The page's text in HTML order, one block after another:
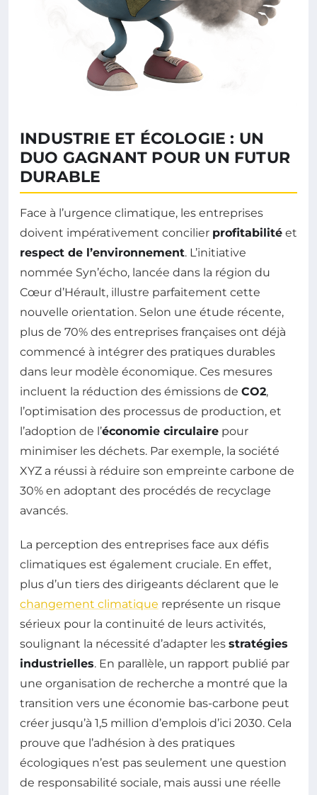
INDUSTRIE ET ÉCOLOGIE : UN
DUO GAGNANT POUR UN FUTUR
DURABLE
Face à l’urgence climatique, les entreprises
doivent impérativement concilier profitabilité et
respect de l’environnement. L’initiative
nommée Syn’écho, lancée dans la région du
Cœur d’Hérault, illustre parfaitement cette
nouvelle orientation. Selon une étude récente,
plus de 70% des entreprises françaises ont déjà
commencé à intégrer des pratiques durables
dans leur modèle économique. Ces mesures
incluent la réduction des émissions de CO2,
l’optimisation des processus de production, et
l’adoption de l’économie circulaire pour
minimiser les déchets. Par exemple, la société
XYZ a réussi à réduire son empreinte carbone de
30% en adoptant des procédés de recyclage
avancés.
La perception des entreprises face aux défis
climatiques est également cruciale. En effet,
plus d’un tiers des dirigeants déclarent que le
changement climatique représente un risque
sérieux pour la continuité de leurs activités,
soulignant la nécessité d’adapter les stratégies
industrielles. En parallèle, un rapport publié par
une organisation de recherche a montré que la
transition vers une économie bas-carbone peut
créer jusqu’à 1,5 million d’emplois d’ici 2030. Cela
prouve que l’adhésion à des pratiques
écologiques n’est pas seulement une question
de responsabilité sociale, mais aussi une réelle